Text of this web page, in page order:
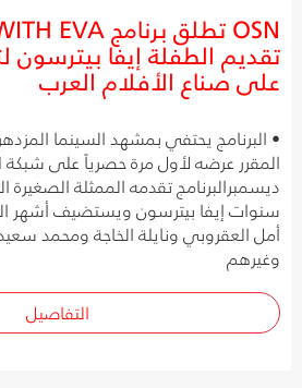
تقديم الطفلة إيفا
على صناع الأفلام العرب
• البرنامج يحتفي بمشهد السينما
سنوات إيفا بيترسون ويستضيف أشهر
أمل العقروبي ونايلة الخاجة ومحمد
وغيرهم
التفاصيل